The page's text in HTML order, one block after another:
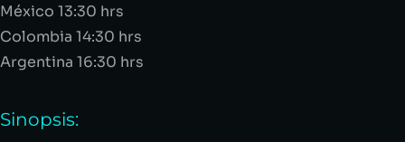
México 13:30 hrs
Colombia 14:30 hrs
Argentina 16:30 hrs
Sinopsis: